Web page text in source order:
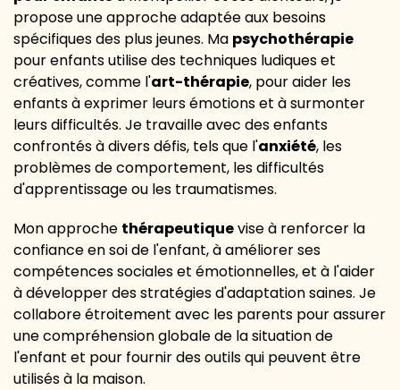
propose une approche adaptée aux besoins
spécifiques des plus jeunes. Ma psychothérapie
pour enfants utilise des techniques ludiques et
créatives, comme l'art-thérapie, pour aider les
enfants à exprimer leurs émotions et à surmonter
leurs difficultés. Je travaille avec des enfants
confrontés à divers défis, tels que l'anxiété, les
problèmes de comportement, les difficultés
d'apprentissage ou les traumatismes.
Mon approche thérapeutiquevise à renforcer la
confiance en soi de l'enfant, à améliorer ses
compétences sociales et émotionnelles, et à l'aider
à développer des stratégies d'adaptation saines. Je
collabore étroitement avec les parents pour assurer
une compréhension globale de la situation de
l'enfant et pour fournir des outils qui peuvent être
utilisés à la maison.